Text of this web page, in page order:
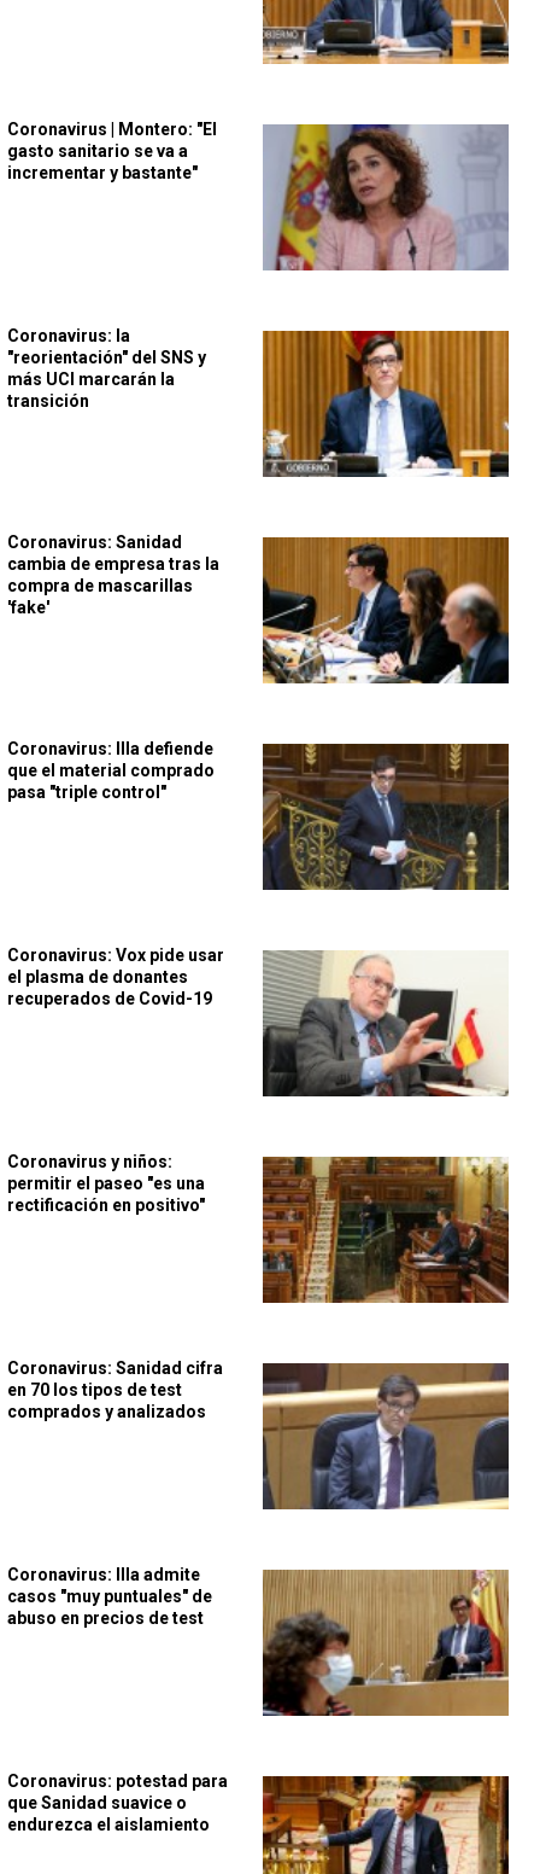
Coronavirus | Montero: "El
gasto sanitario se va a
incrementar y bastante"
Coronavirus: la
"reorientación" del SNS y
más UCI marcarán la
transición
Coronavirus: Sanidad
cambia de empresa tras la
compra de mascarillas
'fake'
Coronavirus: Illa defiende
que el material comprado
pasa "triple control"
Coronavirus: Vox pide usar
el plasma de donantes
recuperados de Covid-19
Coronavirus y niños:
permitir el paseo "es una
rectificación en positivo"
Coronavirus: Sanidad cifra
en 70 los tipos de test
comprados y analizados
Coronavirus: Illa admite
casos "muy puntuales" de
abuso en precios de test
Coronavirus: potestad para
que Sanidad suavice o
endurezca el aislamiento